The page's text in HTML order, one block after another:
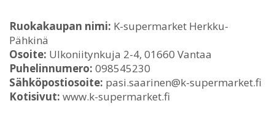
Ruokakaupan nimi: K-supermarket Herkku-
Pähkinä
Osoite: Ulkoniitynkuja 2-4, 01660 Vantaa
Puhelinnumero: 098545230
Sähköpostiosoite: pasi.saarinen@k-supermarket.fi
Kotisivut: www.k-supermarket.fi